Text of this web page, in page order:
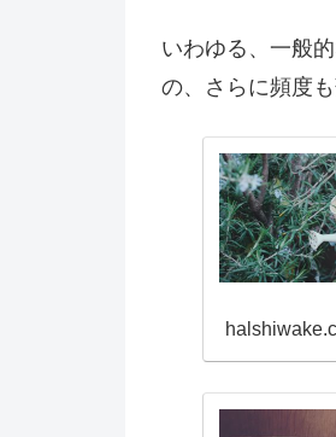
いわゆる、一般
の、さらに頻度